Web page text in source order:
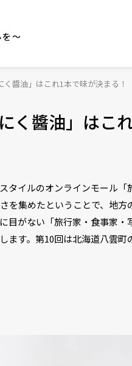
～
醬油」はこれ1本で味が決まる！
く醬油」はこ
タイルのオンラインモール
を集めたということで、地
目がない「旅行家・食事家
す。第10回は北海道八雲町